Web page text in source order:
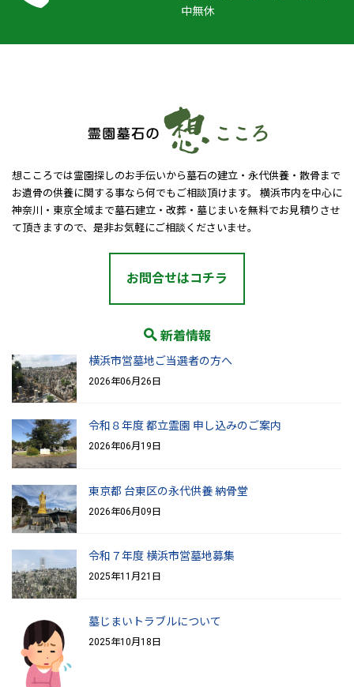
中無休
想こころでは霊園探しのお手伝いから墓石の建立・永代供養・散骨まで
お遺骨の供養に関する事なら何でもご相談頂けます。 横浜市内を中心に
神奈川・東京全域まで墓石建立・改葬・墓じまいを無料でお見積りさせ
て頂きますので、是非お気軽にご相談くださいませ。
お問合せはコチラ
新着情報
横浜市営墓地ご当選者の方へ
2026年06月26日
令和８年度 都立霊園 申し込みのご案内
2026年06月19日
東京都 台東区の永代供養 納骨堂
2026年06月09日
令和７年度 横浜市営墓地募集
2025年11月21日
墓じまいトラブルについて
2025年10月18日